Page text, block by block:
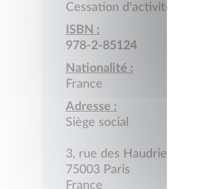
Cessation d'activité
ISBN :
978-2-85124
Nationalité :
France
Adresse :
Siège social
3, rue des Haudriettes
75003 Paris
France